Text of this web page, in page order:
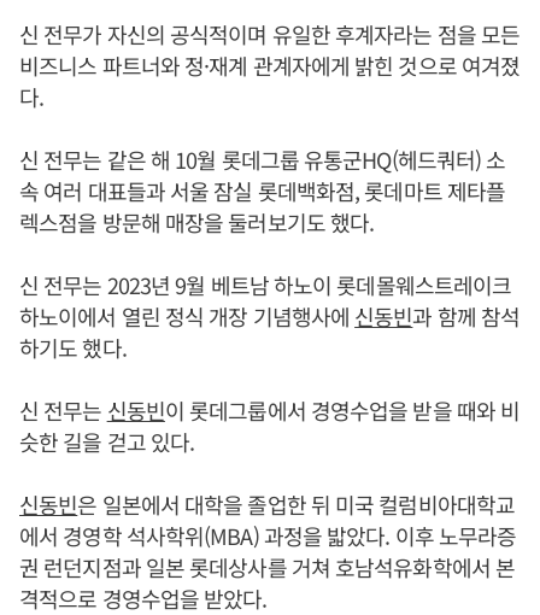
신 전무가 자신의 공식적이며 유일한 후계자라는 점을 모든
비즈니스 파트너와 정·재계 관계자에게 밝힌 것으로 여겨졌
다.
신 전무는 같은 해 10월 롯데그룹 유통군HQ(헤드쿼터) 소
속 여러 대표들과 서울 잠실 롯데백화점, 롯데마트 제타플
렉스점을 방문해 매장을 둘러보기도 했다.
신 전무는 2023년 9월 베트남 하노이 롯데몰웨스트레이크
하노이에서 열린 정식 개장 기념행사에 신동빈과 함께 참석
하기도 했다.
신 전무는 신동빈이 롯데그룹에서 경영수업을 받을 때와 비
슷한 길을 걷고 있다.
신동빈은 일본에서 대학을 졸업한 뒤 미국 컬럼비아대학교
에서 경영학 석사학위(MBA) 과정을 밟았다. 이후 노무라증
권 런던지점과 일본 롯데상사를 거쳐 호남석유화학에서 본
격적으로 경영수업을 받았다.